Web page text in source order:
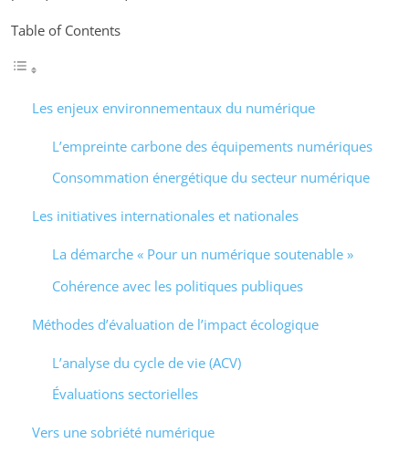
Table of Contents
Les enjeux environnementaux du numérique
L’empreinte carbone des équipements numériques
Consommation énergétique du secteur numérique
Les initiatives internationales et nationales
La démarche « Pour un numérique soutenable »
Cohérence avec les politiques publiques
Méthodes d’évaluation de l’impact écologique
L’analyse du cycle de vie (ACV)
Évaluations sectorielles
Vers une sobriété numérique